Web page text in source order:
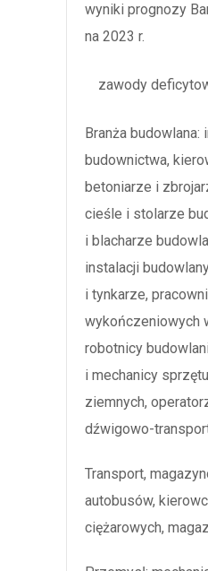
wyniki prognozy
na 2023 r.
zawody
Branża budowlana:
budownictwa,
betoniarze i
cieśle i stolarze
i blacharze
instalacji
i tynkarze,
wykończeniowych
robotnicy
i mechanicy
ziemnych,
dźwigowo-
Transport,
autobusów,
ciężarowych,